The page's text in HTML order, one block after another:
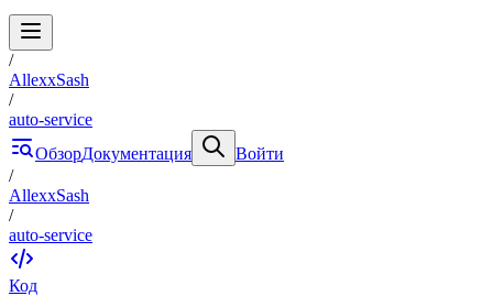
/
AllexxSash
/
auto-service
ОбзорДокументация
Войти
/
AllexxSash
/
auto-service
Код